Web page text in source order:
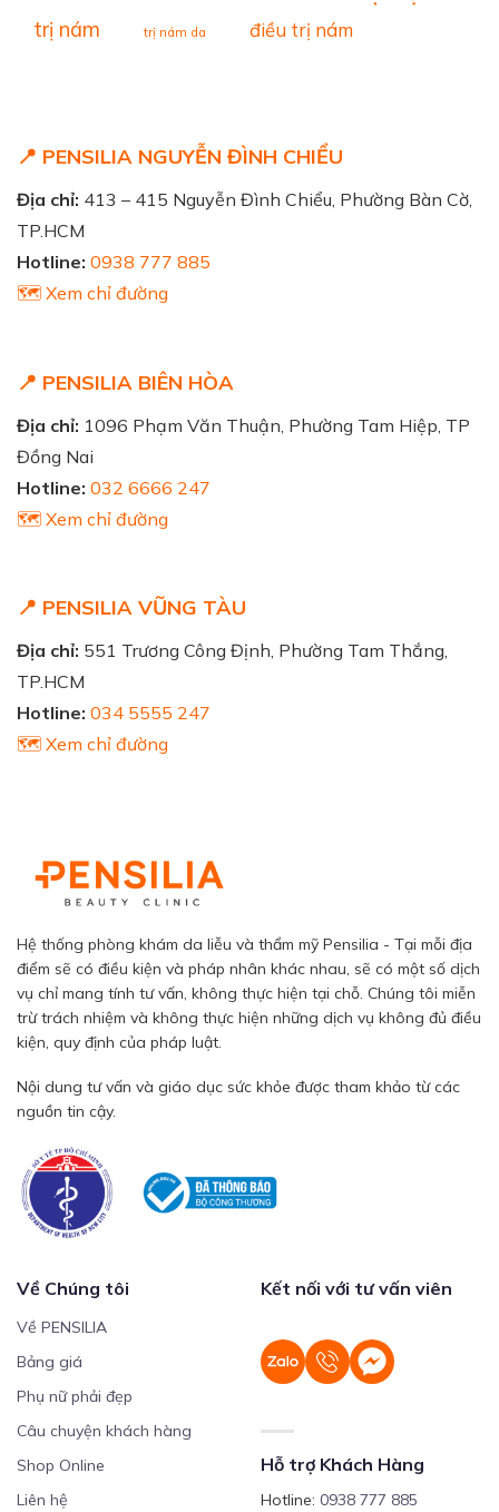
trị nám trị nám da điều trị nám
📍 PENSILIA NGUYỄN ĐÌNH CHIỂU
Địa chỉ: 413 – 415 Nguyễn Đình Chiểu, Phường Bàn Cờ,
TP.HCM
Hotline: 0938 777 885
🗺️ Xem chỉ đường
📍 PENSILIA BIÊN HÒA
Địa chỉ: 1096 Phạm Văn Thuận, Phường Tam Hiệp, TP
Đồng Nai
Hotline: 032 6666 247
🗺️ Xem chỉ đường
📍 PENSILIA VŨNG TÀU
Địa chỉ: 551 Trương Công Định, Phường Tam Thắng,
TP.HCM
Hotline: 034 5555 247
🗺️ Xem chỉ đường
Hệ thống phòng khám da liễu và thẩm mỹ Pensilia - Tại mỗi địa
điểm sẽ có điều kiện và pháp nhân khác nhau, sẽ có một số dịch
vụ chỉ mang tính tư vấn, không thực hiện tại chỗ. Chúng tôi miễn
trừ trách nhiệm và không thực hiện những dịch vụ không đủ điều
kiện, quy định của pháp luật.
Nội dung tư vấn và giáo dục sức khỏe được tham khảo từ các
nguồn tin cậy.
Về Chúng tôi
Về PENSILIA
Bảng giá
Phụ nữ phải đẹp
Câu chuyện khách hàng
Shop Online
Liên hệ
Kết nối với tư vấn viên
Hỗ trợ Khách Hàng
Hotline: 0938 777 885